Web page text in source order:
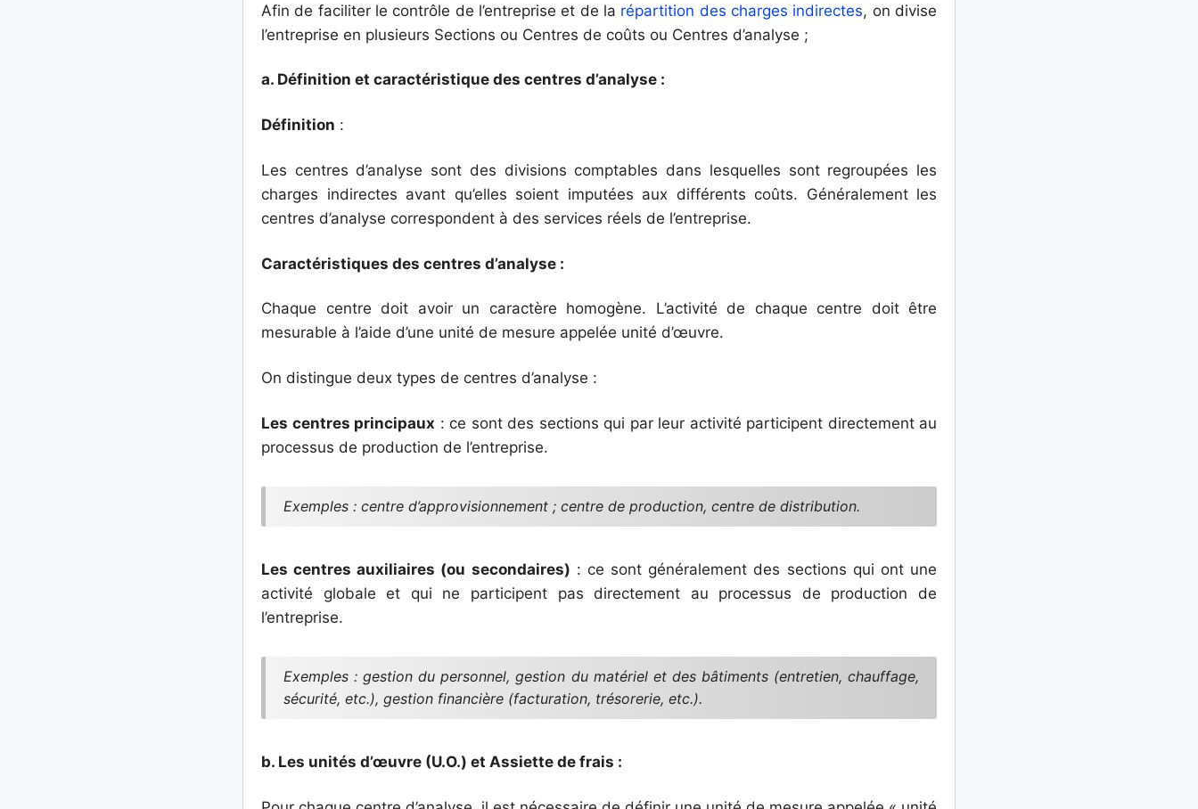
Afin de faciliter le contrôle de l’entreprise et de la répartition des charges indirectes, on divise
l’entreprise en plusieurs Sections ou Centres de coûts ou Centres d’analyse ;
a. Définition et caractéristique des centres d’analyse :
Définition :
Les centres d’analyse sont des divisions comptables dans lesquelles sont regroupées les
charges indirectes avant qu’elles soient imputées aux différents coûts. Généralement les
centres d’analyse correspondent à des services réels de l’entreprise.
Caractéristiques des centres d’analyse :
Chaque centre doit avoir un caractère homogène. L’activité de chaque centre doit être
mesurable à l’aide d’une unité de mesure appelée unité d’œuvre.
On distingue deux types de centres d’analyse :
Les centres principaux : ce sont des sections qui par leur activité participent directement au
processus de production de l’entreprise.
Exemples : centre d’approvisionnement ; centre de production, centre de distribution.
Les centres auxiliaires (ou secondaires) : ce sont généralement des sections qui ont une
activité globale et qui ne participent pas directement au processus de production de
l’entreprise.
Exemples : gestion du personnel, gestion du matériel et des bâtiments (entretien, chauffage,
sécurité, etc.), gestion financière (facturation, trésorerie, etc.).
b. Les unités d’œuvre (U.O.) et Assiette de frais :